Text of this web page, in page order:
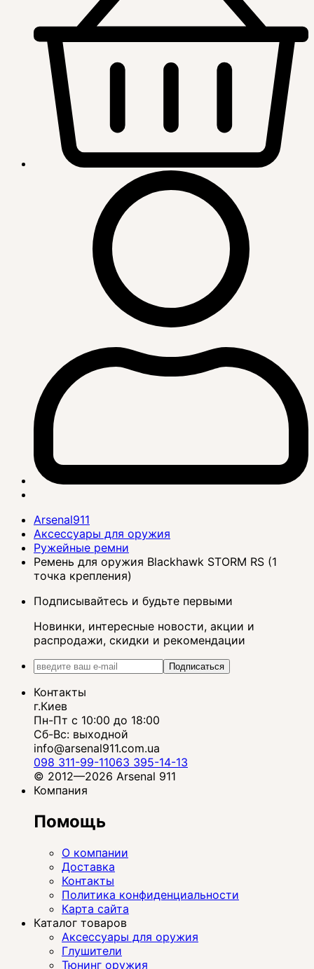
Arsenal911
Аксессуары для оружия
Ружейные ремни
Ремень для оружия Blackhawk STORM RS (1
точка крепления)
Подписывайтесь и будьте первыми
Новинки, интересные новости, акции и
распродажи, скидки и рекомендации
Подписаться
Контакты
г.Киев
Пн-Пт с 10:00 до 18:00
Сб-Вс: выходной
info@arsenal911.com.ua
098 311-99-11063 395-14-13
© 2012—2026 Arsenal 911
Компания
Помощь
О компании
Доставка
Контакты
Политика конфиденциальности
Карта сайта
Каталог товаров
Аксессуары для оружия
Глушители
Тюнинг оружия